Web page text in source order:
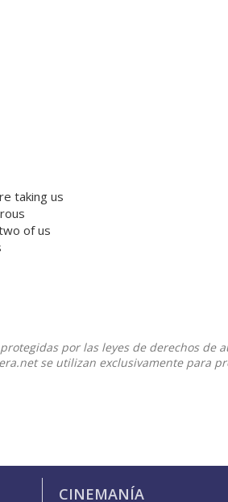
taking us
of us
por las leyes de derechos de
se utilizan exclusivamente para
CINEMANÍA